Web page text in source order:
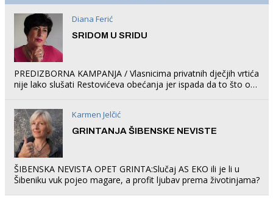
Diana Ferić
SRIDOM U SRIDU
PREDIZBORNA KAMPANJA / Vlasnicima privatnih dječjih vrtića
nije lako slušati Restovićeva obećanja jer ispada da to što oni
Karmen Jelčić
GRINTANJA ŠIBENSKE NEVISTE
ŠIBENSKA NEVISTA OPET GRINTA:Slučaj AS EKO ili je li u
Šibeniku vuk pojeo magare, a profit ljubav prema životinjama?